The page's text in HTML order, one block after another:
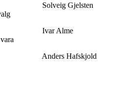
Solveig
Ivar
Anders